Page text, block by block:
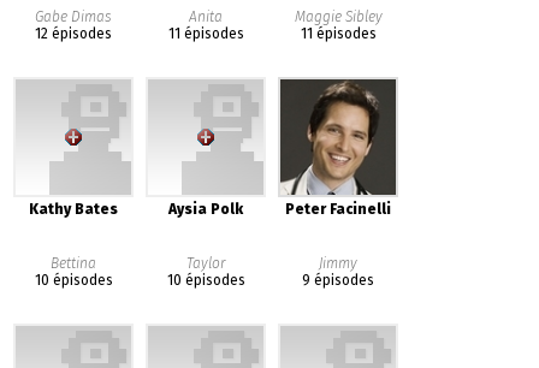
Gabe Dimas
12 épisodes
Anita
11 épisodes
Maggie Sibley
11 épisodes
Kathy Bates
Bettina
10 épisodes
Aysia Polk
Taylor
10 épisodes
Peter Facinelli
Jimmy
9 épisodes